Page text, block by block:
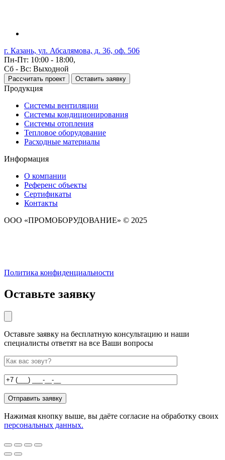
г. Казань, ул. Абсалямова, д. 36, оф. 506
Пн-Пт: 10:00 - 18:00,
Сб - Вс: Выходной
Рассчитать проект Оставить заявку
Продукция
Системы вентиляции
Системы кондиционирования
Системы отопления
Тепловое оборудование
Расходные материалы
Информация
О компании
Референс объекты
Сертификаты
Контакты
ООО «ПРОМОБОРУДОВАНИЕ» © 2025
Политика конфиденциальности
Оставьте заявку
Оставьте заявку на бесплатную консультацию и наши
специалисты ответят на все Ваши вопросы
Нажимая кнопку выше, вы даёте согласие на обработку своих
персональных данных.